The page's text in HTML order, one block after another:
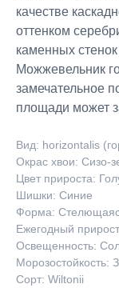
качестве
оттенком
каменных
Можжевельник
замечательное
площади может
Вид: horizontalis
Окрас хвои: Сизо-
Цвет прироста:
Шишки: Синие
Форма:
Ежегодный
Освещенность:
Морозостойкость:
Сорт: Wiltonii